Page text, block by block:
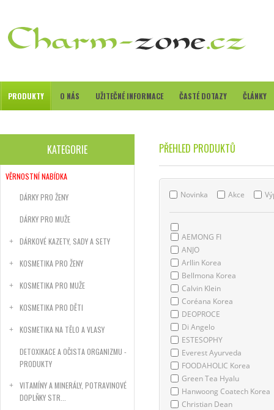
PRODUKTY O NÁS UŽITEČNÉ INFORMACE ČASTÉ DOTAZY ČLÁNKY
KATEGORIE
VĚRNOSTNÍ NABÍDKA
DÁRKY PRO ŽENY
DÁRKY PRO MUŽE
DÁRKOVÉ KAZETY, SADY A SETY
KOSMETIKA PRO ŽENY
KOSMETIKA PRO MUŽE
KOSMETIKA PRO DĚTI
KOSMETIKA NA TĚLO A VLASY
DETOXIKACE A OČISTA ORGANIZMU -
PRODUKTY
VITAMÍNY A MINERÁLY, POTRAVINOVÉ
DOPLŇKY STR...
PŘEHLED PRODUKTŮ
Novinka Akce
AEMONG FI
ANJO
Arllin Korea
Bellmona Korea
Calvin Klein
Coréana Korea
DEOPROCE
Di Angelo
ESTESOPHY
Everest Ayurveda
FOODAHOLIC Korea
Green Tea Hyalu
Hanwoong Coatech Korea
Christian Dean